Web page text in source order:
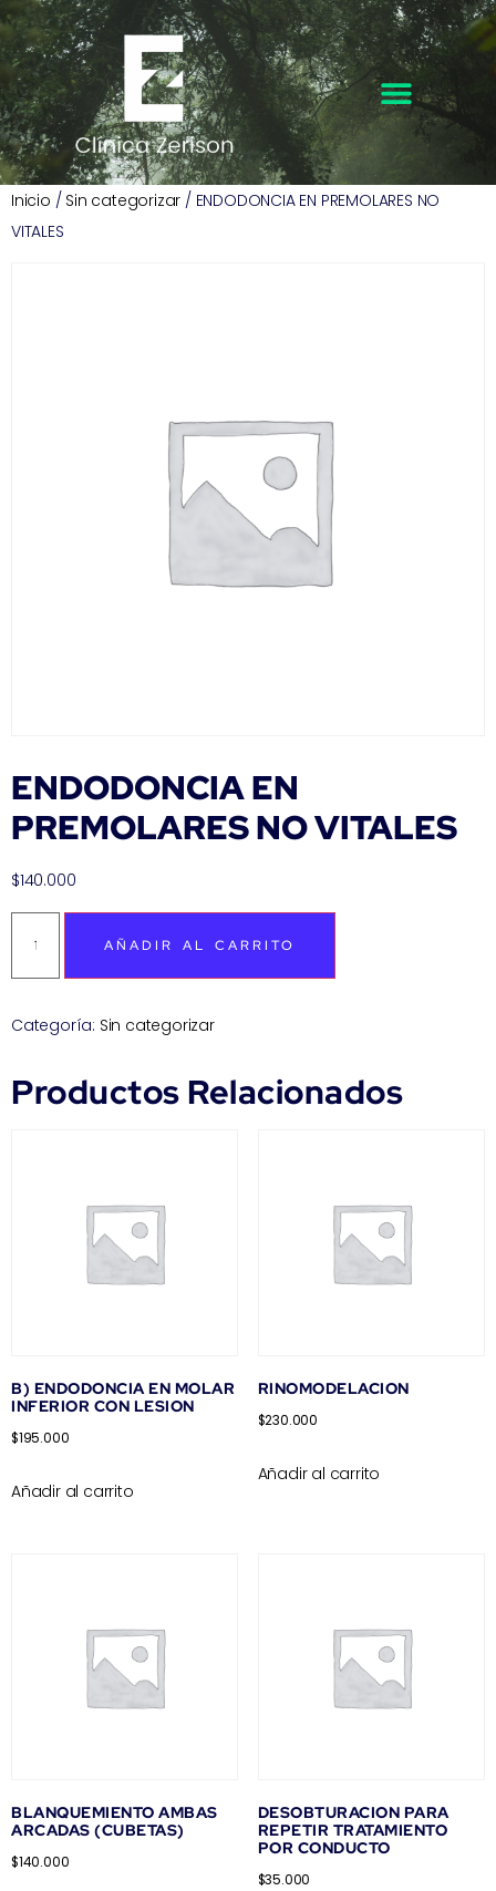
Inicio / Sin categorizar / ENDODONCIA EN PREMOLARES NO
VITALES
ENDODONCIA EN
PREMOLARES NO VITALES
$140.000
AÑADIR AL CARRITO
Categoría: Sin categorizar
Productos Relacionados
B) ENDODONCIA EN MOLAR
INFERIOR CON LESION
$195.000
Añadir al carrito
RINOMODELACION
$230.000
Añadir al carrito
BLANQUEMIENTO AMBAS
ARCADAS (CUBETAS)
$140.000
DESOBTURACION PARA
REPETIR TRATAMIENTO
POR CONDUCTO
$35.000